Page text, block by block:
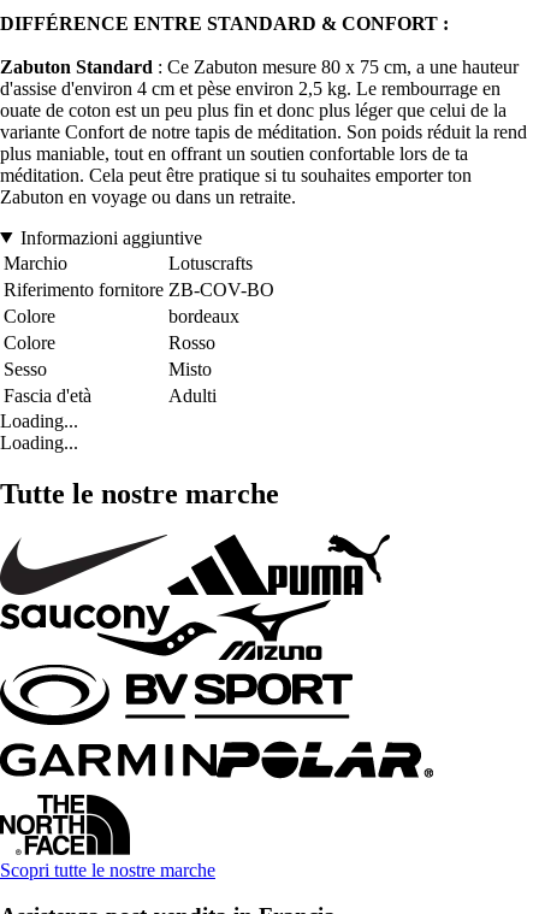
DIFFÉRENCE ENTRE STANDARD & CONFORT :
Zabuton Standard : Ce Zabuton mesure 80 x 75 cm, a une hauteur
d'assise d'environ 4 cm et pèse environ 2,5 kg. Le rembourrage en
ouate de coton est un peu plus fin et donc plus léger que celui de la
variante Confort de notre tapis de méditation. Son poids réduit la rend
plus maniable, tout en offrant un soutien confortable lors de ta
méditation. Cela peut être pratique si tu souhaites emporter ton
Zabuton en voyage ou dans un retraite.
Informazioni aggiuntive
Marchio
Lotuscrafts
Riferimento fornitore ZB-COV-BO
Colore
bordeaux
Colore
Rosso
Sesso
Misto
Fascia d'età
Adulti
Loading...
Loading...
Tutte le nostre marche
Scopri tutte le nostre marche